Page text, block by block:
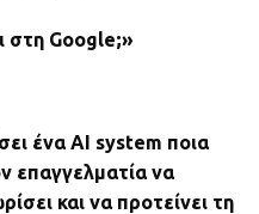
στη Google;»
ένα AI system ποια
επαγγελματία να
και να προτείνει τη